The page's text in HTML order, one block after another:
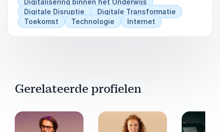
Digitalisering binnen het Onderwijs
Digitale Disruptie
Digitale Transformatie
Toekomst
Technologie Internet
Gerelateerde profielen